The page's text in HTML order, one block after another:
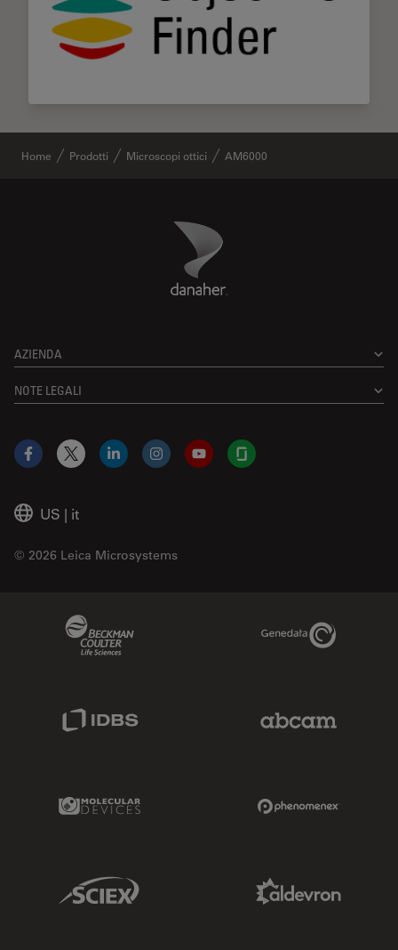
Home Prodotti Microscopi ottici AM6000
Danaher Logo
AZIENDA
NOTE LEGALI
US | it
© 2026 Leica Microsystems
Facebook
X LinkedInInstagramYouTubeGlassdoor
Genedata Link
Molecular Devices Link
Sciex Link